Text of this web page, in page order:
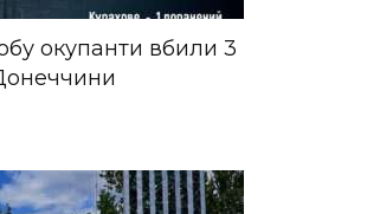
окупанти вбили 3